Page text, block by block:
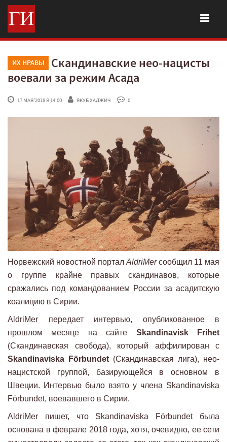
ИХ НРАВЫ
Скандинавские нео-нацисты
воевали за режим Асада
17 МАЯ'2018 В 14:00 ЯКУБ ХАДЖИЧ 0
Норвежский новостной портал AldriMerсообщил 11 мая
о группе крайне правых скандинавов, которые
сражались под командованием России за асадитскую
коалицию в Сирии.
AldriMer передает интервью, опубликованное в
прошлом месяце на сайте Skandinavisk Frihet
(Скандинавская свобода), который аффилирован с
Skandinaviska Förbundet (Скандинавская лига), нео-
нацистской группой, базирующейся в основном в
Швеции. Интервью было взято у члена Skandinaviska
Förbundet, воевавшего в Сирии.
AldriMer пишет, что Skandinaviska Förbundet была
основана в феврале 2018 года, хотя, очевидно, ее сети